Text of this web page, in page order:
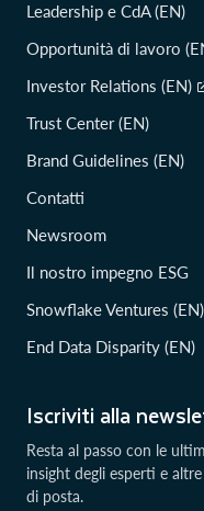
Iscriviti alla
Resta al passo con le
insight degli esperti e
di posta.
Leadership e CdA (EN)
Opportunità di lavoro
Investor Relations (EN)
Trust Center (EN)
Brand Guidelines (EN)
Contatti
Newsroom
Il nostro impegno ESG
Snowflake Ventures (EN)
End Data Disparity (EN)